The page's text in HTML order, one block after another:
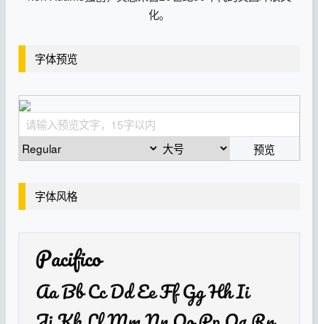
化。
字体预览
预览
字体风格